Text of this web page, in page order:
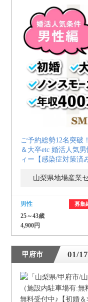
ご予約総勢12名突破
＆大卒etc 婚活人気
ィー【感染症対策済
山梨県地場産業
男性 募集
25～43歳
4,900円
甲府市 01/